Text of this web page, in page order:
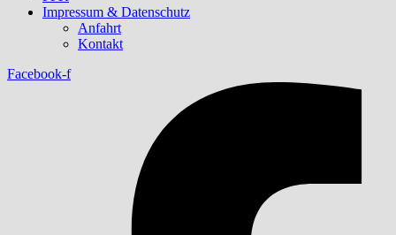
Impressum & Datenschutz
Anfahrt
Kontakt
Facebook-f